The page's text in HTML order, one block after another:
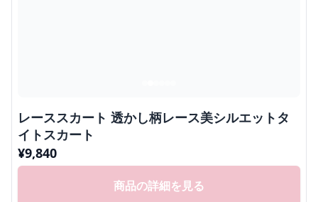
レーススカート 透かし柄レース美シルエットタ
イトスカート
¥9,840
商品の詳細を見る